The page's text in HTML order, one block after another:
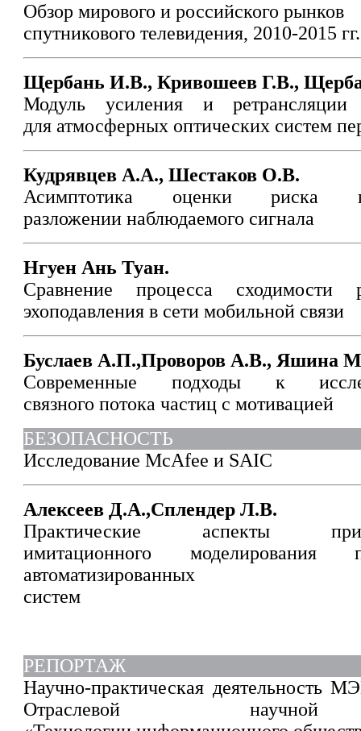
Обзор мирового и российского рынков
спутникового телевидения, 2010-2015 гг.
Щербань И.В., Кривошеев Г.В.,
Модуль усиления и ретрансляции
для атмосферных оптических систем
Кудрявцев А.А., Шестаков О.В.
Асимптотика оценки риска
разложении наблюдаемого сигнала
Нгуен Ань Туан.
Сравнение процесса сходимости
эхоподавления в сети мобильной связи
Буслаев А.П.,Проворов А.В., Яшина
Современные подходы к
связного потока частиц с мотивацией
БЕЗОПАСНОСТЬ
Исследование McAfee и SAIC
Алексеев Д.А.,Сплендер Л.В.
Практические аспекты
имитационного моделирования
автоматизированных
систем
РЕПОРТАЖ
Научно-практическая
Отраслевой научной